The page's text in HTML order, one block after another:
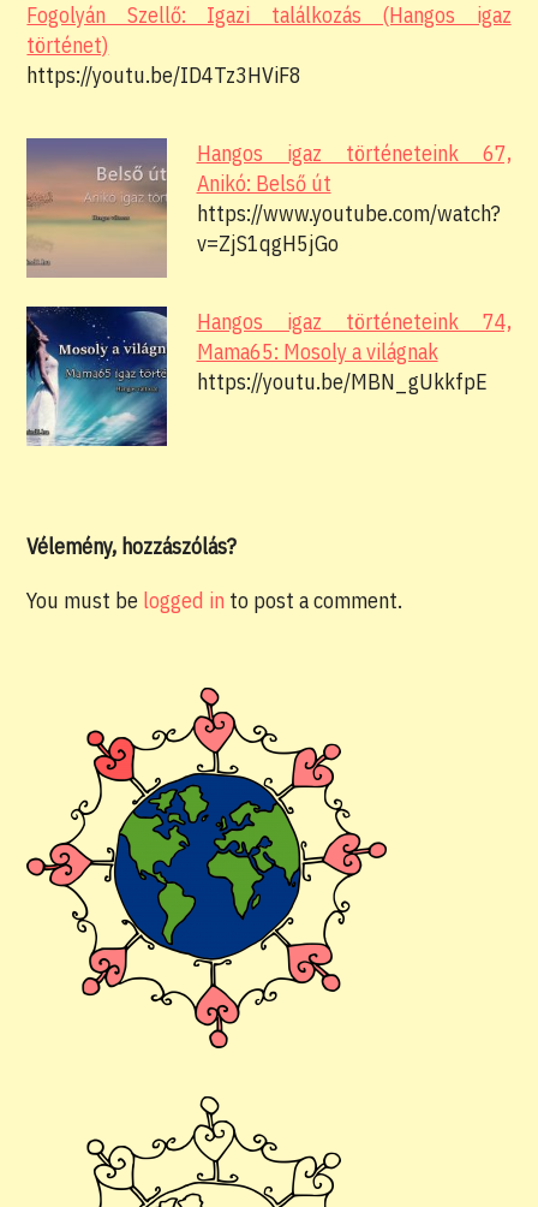
Fogolyán Szellő: Igazi találkozás (Hangos igaz
történet)
https://youtu.be/ID4Tz3HViF8
Hangos igaz történeteink 67,
Anikó: Belső út
https://www.youtube.com/watch?
v=ZjS1qgH5jGo
Hangos igaz történeteink 74,
Mama65: Mosoly a világnak
https://youtu.be/MBN_gUkkfpE
Vélemény, hozzászólás?
You must be logged in to post a comment.